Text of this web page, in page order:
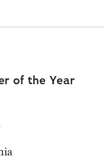
of the Year